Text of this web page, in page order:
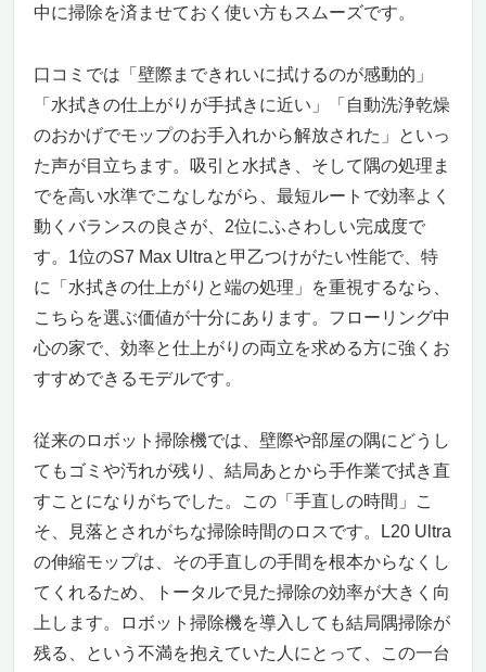
中に掃除を済ませておく使い方もスムーズです。
口コミでは「壁際まできれいに拭けるのが感動的」
「水拭きの仕上がりが手拭きに近い」「自動洗浄乾燥
のおかげでモップのお手入れから解放された」といっ
た声が目立ちます。吸引と水拭き、そして隅の処理ま
でを高い水準でこなしながら、最短ルートで効率よく
動くバランスの良さが、2位にふさわしい完成度で
す。1位のS7 Max Ultraと甲乙つけがたい性能で、特
に「水拭きの仕上がりと端の処理」を重視するなら、
こちらを選ぶ価値が十分にあります。フローリング中
心の家で、効率と仕上がりの両立を求める方に強くお
すすめできるモデルです。
従来のロボット掃除機では、壁際や部屋の隅にどうし
てもゴミや汚れが残り、結局あとから手作業で拭き直
すことになりがちでした。この「手直しの時間」こ
そ、見落とされがちな掃除時間のロスです。L20 Ultra
の伸縮モップは、その手直しの手間を根本からなくし
てくれるため、トータルで見た掃除の効率が大きく向
上します。ロボット掃除機を導入しても結局隅掃除が
残る、という不満を抱えていた人にとって、この一台